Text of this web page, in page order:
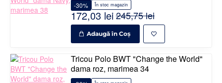
În stoc magazin
-30%
172,03 lei245,75 lei
Adaugă în Coş
Tricou Polo BWT "Change the World"
dama roz, marimea 34